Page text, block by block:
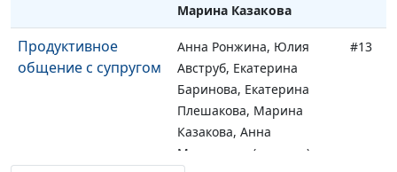
Марина Казакова
Продуктивное
общение с супругом
Анна Ронжина, Юлия
Авструб, Екатерина
Баринова, Екатерина
Плешакова, Марина
Казакова, Анна
Мартынова (кулинар)
#13